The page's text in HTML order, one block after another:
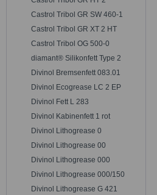
Castrol Tribol GR SW 460-1
Castrol Tribol GR XT 2 HT
Castrol Tribol OG 500-0
diamant® Silikonfett Type 2
Divinol Bremsenfett 083.01
Divinol Ecogrease LC 2 EP
Divinol Fett L 283
Divinol Kabinenfett 1 rot
Divinol Lithogrease 0
Divinol Lithogrease 00
Divinol Lithogrease 000
Divinol Lithogrease 000/150
Divinol Lithogrease G 421